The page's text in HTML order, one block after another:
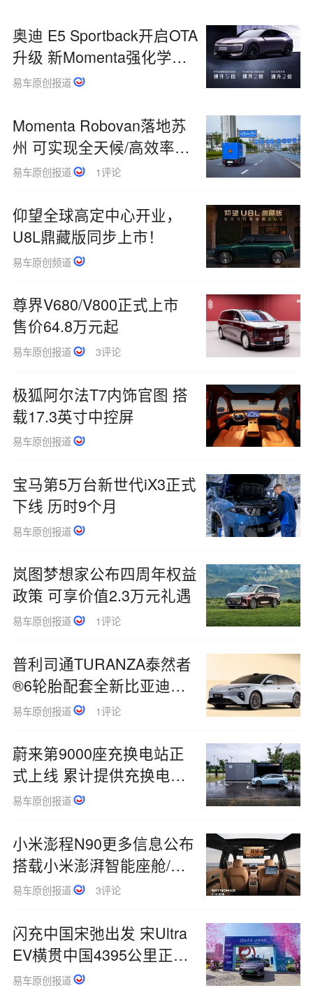
奥迪 E5 Sportback开启OTA
升级 新Momenta强化学习
大模型上车
易车原创报道
Momenta Robovan落地苏
州 可实现全天候/高效率无
人化运输
易车原创报道 1评论
仰望全球高定中心开业，
U8L鼎藏版同步上市！
易车原创频道
尊界V680/V800正式上市
售价64.8万元起
易车原创报道 3评论
极狐阿尔法T7内饰官图 搭
载17.3英寸中控屏
易车原创报道
宝马第5万台新世代iX3正式
下线 历时9个月
易车原创报道
岚图梦想家公布四周年权益
政策 可享价值2.3万元礼遇
易车原创报道 1评论
普利司通TURANZA泰然者
®6轮胎配套全新比亚迪海
豹08
易车原创报道 1评论
蔚来第9000座充换电站正
式上线 累计提供充换电服
务超2亿次
易车原创报道
小米澎程N90更多信息公布
搭载小米澎湃智能座舱/标
配小米HAD
易车原创报道 3评论
闪充中国宋弛出发 宋Ultra
EV横贯中国4395公里正式
启动
易车原创报道